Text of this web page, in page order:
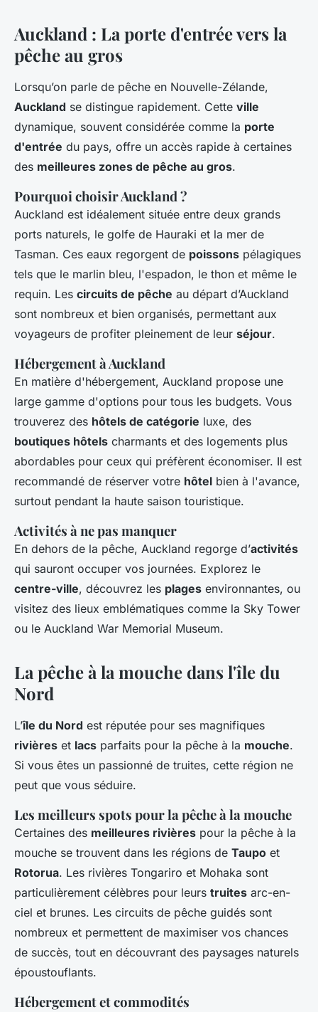
Auckland : La porte d'entrée vers la
pêche au gros
Lorsqu’on parle de pêche en Nouvelle-Zélande,
Auckland se distingue rapidement. Cette ville
dynamique, souvent considérée comme la porte
d'entrée du pays, offre un accès rapide à certaines
des meilleures zones de pêche au gros.
Pourquoi choisir Auckland ?
Auckland est idéalement située entre deux grands
ports naturels, le golfe de Hauraki et la mer de
Tasman. Ces eaux regorgent de poissons pélagiques
tels que le marlin bleu, l'espadon, le thon et même le
requin. Les circuits de pêche au départ d’Auckland
sont nombreux et bien organisés, permettant aux
voyageurs de profiter pleinement de leur séjour.
Hébergement à Auckland
En matière d'hébergement, Auckland propose une
large gamme d'options pour tous les budgets. Vous
trouverez des hôtels de catégorie luxe, des
boutiques hôtels charmants et des logements plus
abordables pour ceux qui préfèrent économiser. Il est
recommandé de réserver votre hôtel bien à l'avance,
surtout pendant la haute saison touristique.
Activités à ne pas manquer
En dehors de la pêche, Auckland regorge d’activités
qui sauront occuper vos journées. Explorez le
centre-ville, découvrez les plages environnantes, ou
visitez des lieux emblématiques comme la Sky Tower
ou le Auckland War Memorial Museum.
La pêche à la mouche dans l'île du
Nord
L’île du Nord est réputée pour ses magnifiques
rivières et lacs parfaits pour la pêche à la mouche.
Si vous êtes un passionné de truites, cette région ne
peut que vous séduire.
Les meilleurs spots pour la pêche à la mouche
Certaines des meilleures rivières pour la pêche à la
mouche se trouvent dans les régions de Taupo et
Rotorua. Les rivières Tongariro et Mohaka sont
particulièrement célèbres pour leurs truites arc-en-
ciel et brunes. Les circuits de pêche guidés sont
nombreux et permettent de maximiser vos chances
de succès, tout en découvrant des paysages naturels
époustouflants.
Hébergement et commodités